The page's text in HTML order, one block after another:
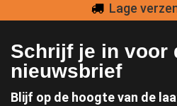
Lage
Schrijf je in voor
nieuwsbrief
Blijf op de hoogte van de